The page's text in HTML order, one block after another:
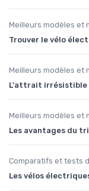
Meilleurs modèles et
Trouver le vélo
Meilleurs modèles et
L'attrait irrésistible
Meilleurs modèles et
Les avantages du
Comparatifs et tests
Les vélos